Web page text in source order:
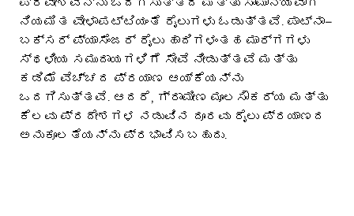
ನಿಯಮಿತ ವೇಳಾಪಟ್ಟಿಯಂತೆ ರೈಲುಗಳು ಓಡುತ್ತವೆ. ಪಾಟ್ನಾ–
ಬಕ್ಸರ್ ಪ್ಯಾಸೆಂಜರ್ ರೈಲು ಹಾದಿಗಳಂತಹ ಮಾರ್ಗಗಳು
ಸ್ಥಳೀಯ ಸಮುದಾಯಗಳಿಗೆ ಸೇವೆ ನೀಡುತ್ತವೆ ಮತ್ತು
ಕಡಿಮೆ ವೆಚ್ಚದ ಪ್ರಯಾಣ ಆಯ್ಕೆಯನ್ನು
ಒದಗಿಸುತ್ತವೆ. ಆದರೆ, ಗ್ರಾಮೀಣ ಮೂಲಸೌಕರ್ಯ ಮತ್ತು
ಕೆಲವು ಪ್ರದೇಶಗಳ ನಡುವಿನ ದೂರವು ರೈಲು ಪ್ರಯಾಣದ
ಅನುಕೂಲತೆಯನ್ನು ಪ್ರಭಾವಿಸಬಹುದು.